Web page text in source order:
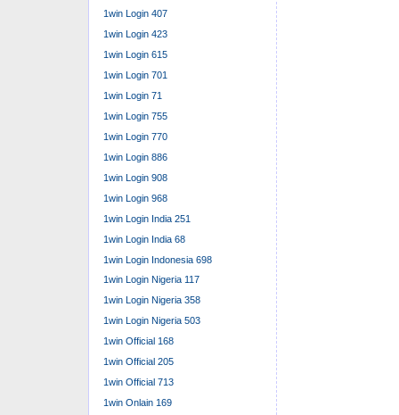
1win Login 407
1win Login 423
1win Login 615
1win Login 701
1win Login 71
1win Login 755
1win Login 770
1win Login 886
1win Login 908
1win Login 968
1win Login India 251
1win Login India 68
1win Login Indonesia 698
1win Login Nigeria 117
1win Login Nigeria 358
1win Login Nigeria 503
1win Official 168
1win Official 205
1win Official 713
1win Onlain 169